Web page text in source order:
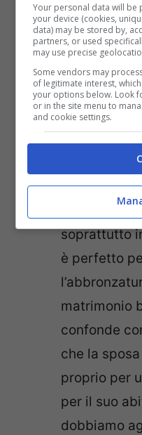
Nero: da un
bene,
nella
colore del
sconsigliato.
sera, ma al
preferire un
:
soprattutto
è perfetto
matrimonio
confonde
che la
proprio per
per il suo
dobbiamo
Your personal data will
your device (cookies,
data) may be stored by,
partners, or used
may use precise
Some vendors may
of legitimate interest,
your options below. Look
or in the site menu to
and cookie settings.